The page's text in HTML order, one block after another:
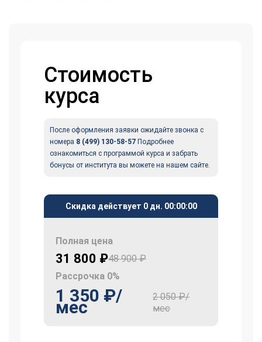
Стоимость
курса
После оформления заявки ожидайте звонка с
номера 8 (499) 130-58-57 Подробнее
ознакомиться с программой курса и забрать
бонусы от института вы можете на нашем сайте.
Скидка действует 0 дн. 00:00:00
Полная цена
31 800 ₽48 900 ₽
Рассрочка 0%
1 350 ₽/
мес
2 050 ₽/
мес